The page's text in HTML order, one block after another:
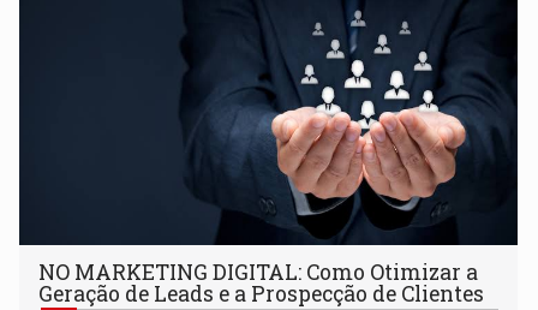
NO MARKETING DIGITAL: Como Otimizar a
Geração de Leads e a Prospecção de Clientes